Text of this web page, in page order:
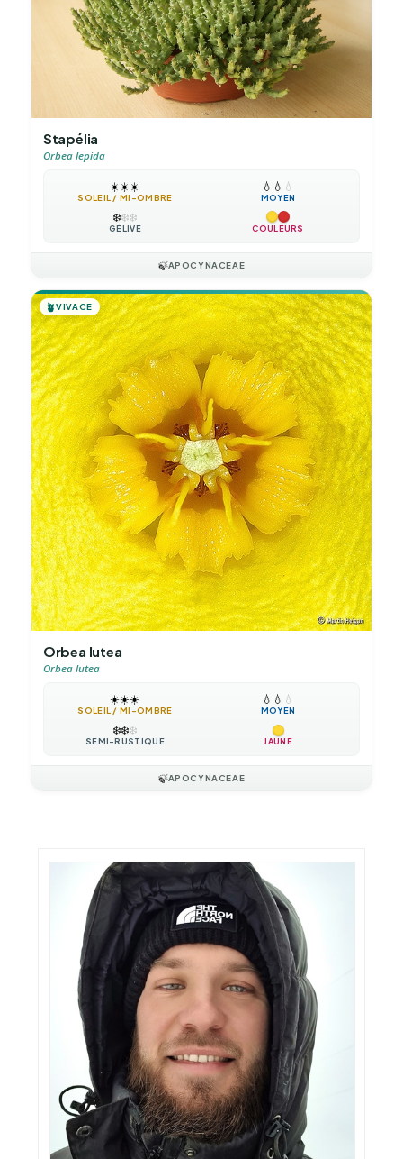
Stapélia
Orbea lepida
☀️☀️☀️
SOLEIL / MI-OMBRE
💧 💧 💧
MOYEN
❄️❄️❄️
GÉLIVE COULEURS
🍃APOCYNACEAE
🪴VIVACE
Orbea lutea
Orbea lutea
☀️☀️☀️
SOLEIL / MI-OMBRE
💧 💧 💧
MOYEN
❄️❄️❄️
SEMI-RUSTIQUE JAUNE
🍃APOCYNACEAE